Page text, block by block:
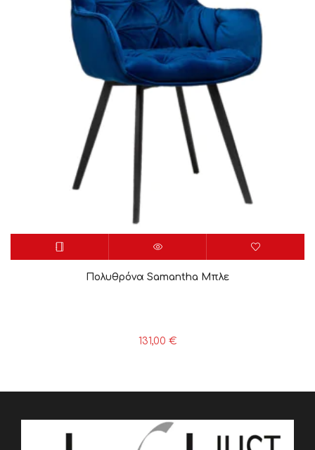
Πολυθρόνα Samantha Μπλε
131,00 €